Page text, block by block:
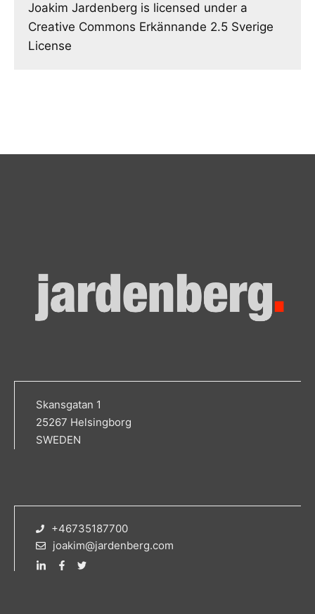
Joakim Jardenberg is licensed under a
Creative Commons Erkännande 2.5 Sverige
License
Skansgatan 1
25267 Helsingborg
SWEDEN
+46735187700
joakim@jardenberg.com